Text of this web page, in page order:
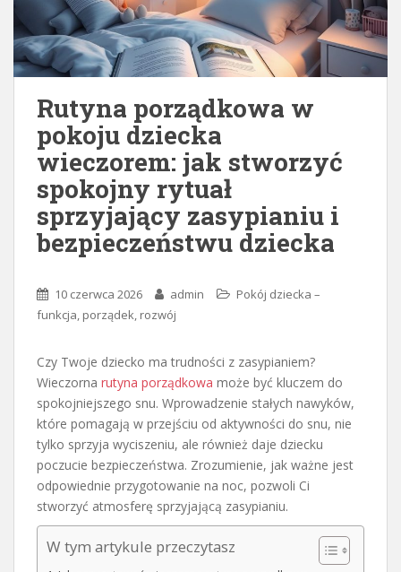
Rutyna porządkowa w
pokoju dziecka
wieczorem: jak stworzyć
spokojny rytuał
sprzyjający zasypianiu i
bezpieczeństwu dziecka
10 czerwca 2026 admin
Pokój dziecka –
funkcja, porządek, rozwój
Czy Twoje dziecko ma trudności z zasypianiem?
Wieczorna rutyna porządkowa może być kluczem do
spokojniejszego snu. Wprowadzenie stałych nawyków,
które pomagają w przejściu od aktywności do snu, nie
tylko sprzyja wyciszeniu, ale również daje dziecku
poczucie bezpieczeństwa. Zrozumienie, jak ważne jest
odpowiednie przygotowanie na noc, pozwoli Ci
stworzyć atmosferę sprzyjającą zasypianiu.
W tym artykule przeczytasz